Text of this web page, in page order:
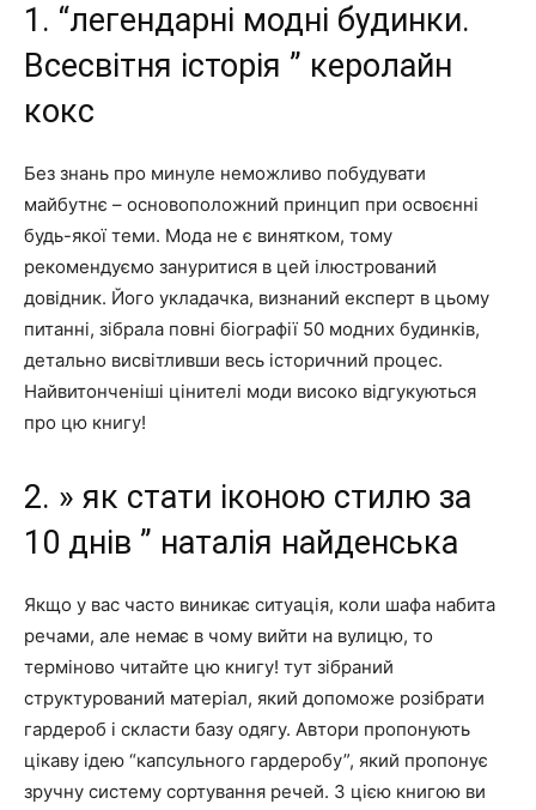
1. “легендарні модні будинки.
Всесвітня історія ” керолайн
кокс
Без знань про минуле неможливо побудувати
майбутнє – основоположний принцип при освоєнні
будь-якої теми. Мода не є винятком, тому
рекомендуємо зануритися в цей ілюстрований
довідник. Його укладачка, визнаний експерт в цьому
питанні, зібрала повні біографії 50 модних будинків,
детально висвітливши весь історичний процес.
Найвитонченіші цінителі моди високо відгукуються
про цю книгу!
2. » як стати іконою стилю за
10 днів ” наталія найденська
Якщо у вас часто виникає ситуація, коли шафа набита
речами, але немає в чому вийти на вулицю, то
терміново читайте цю книгу! тут зібраний
структурований матеріал, який допоможе розібрати
гардероб і скласти базу одягу. Автори пропонують
цікаву ідею “капсульного гардеробу”, який пропонує
зручну систему сортування речей. З цією книгою ви